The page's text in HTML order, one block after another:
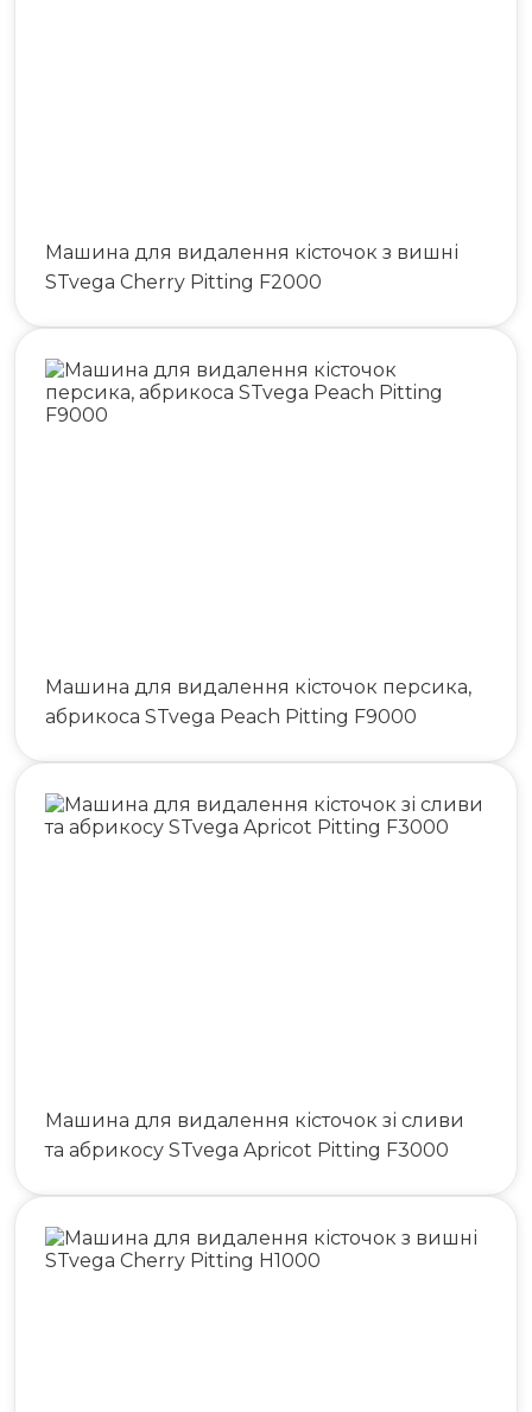
Машина для видалення кісточок з вишні
STvega Cherry Pitting F2000
Машина для видалення кісточок персика,
абрикоса STvega Peach Pitting F9000
Машина для видалення кісточок зі сливи
та абрикосу STvega Apricot Pitting F3000